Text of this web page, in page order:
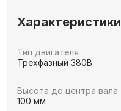
Характеристики
Тип двигателя
Трехфазный 380В
Высота до центра вала
100 мм